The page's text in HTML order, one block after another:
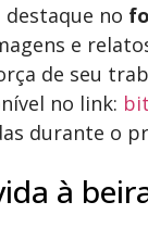
no
e
de seu
no link:
durante o
à